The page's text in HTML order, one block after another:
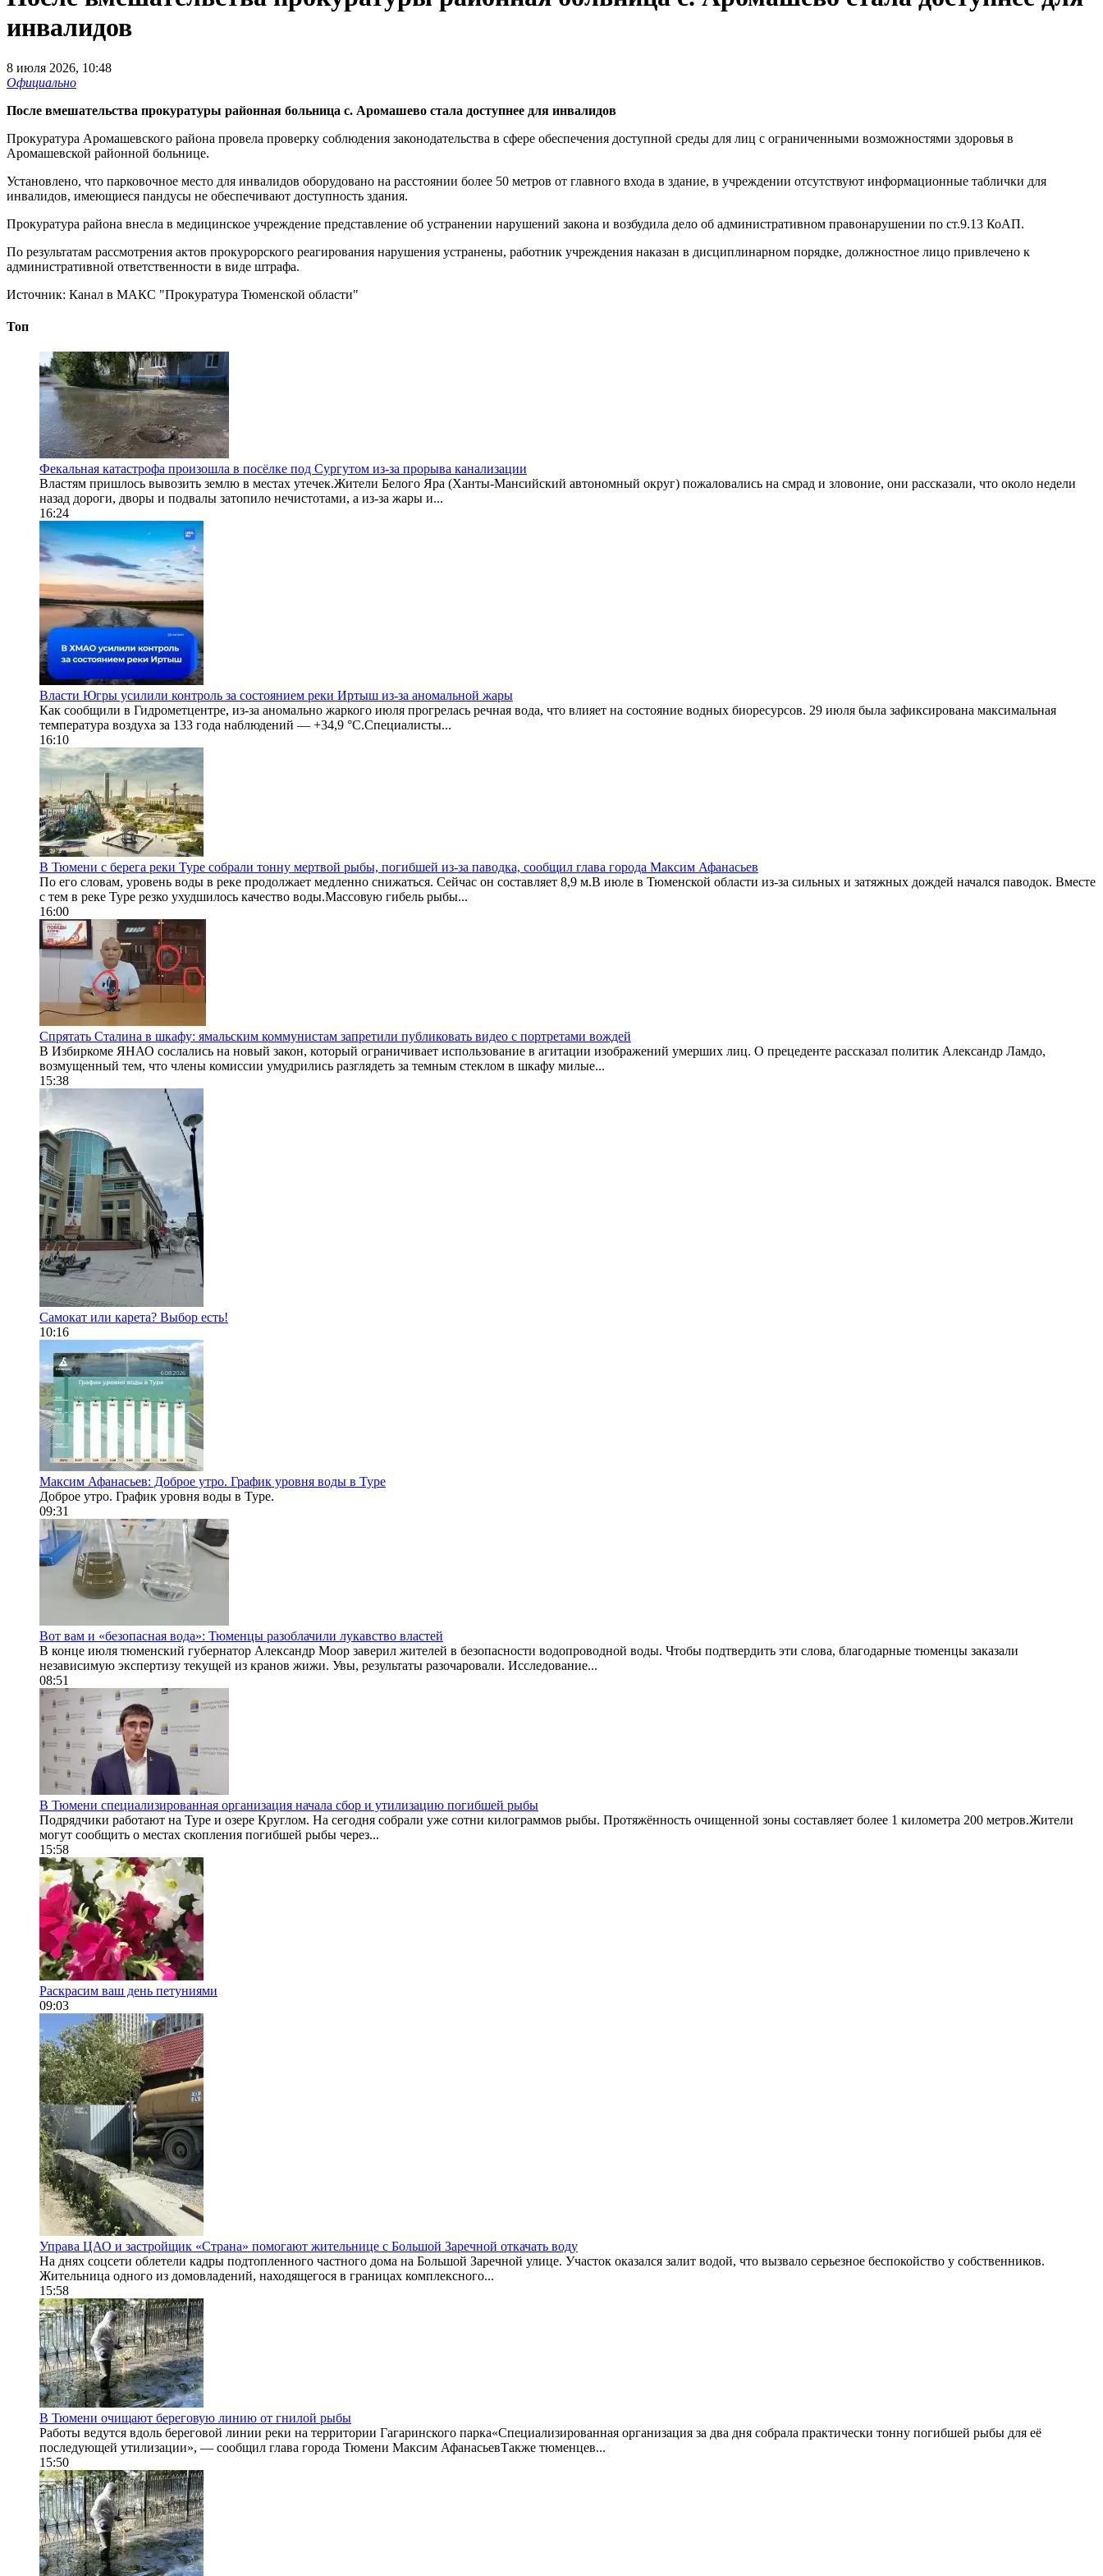
инвалидов
8 июля 2026, 10:48
Официально
После вмешательства прокуратуры районная больница с. Аромашево стала доступнее для инвалидов
Прокуратура Аромашевского района провела проверку соблюдения законодательства в сфере обеспечения доступной среды для лиц с ограниченными возможностями здоровья в
Аромашевской районной больнице.
Установлено, что парковочное место для инвалидов оборудовано на расстоянии более 50 метров от главного входа в здание, в учреждении отсутствуют информационные таблички для
инвалидов, имеющиеся пандусы не обеспечивают доступность здания.
Прокуратура района внесла в медицинское учреждение представление об устранении нарушений закона и возбудила дело об административном правонарушении по ст.9.13 КоАП.
По результатам рассмотрения актов прокурорского реагирования нарушения устранены, работник учреждения наказан в дисциплинарном порядке, должностное лицо привлечено к
административной ответственности в виде штрафа.
Источник: Канал в МАКС "Прокуратура Тюменской области"
Топ
Фекальная катастрофа произошла в посёлке под Сургутом из-за прорыва канализации
Властям пришлось вывозить землю в местах утечек.Жители Белого Яра (Ханты-Мансийский автономный округ) пожаловались на смрад и зловоние, они рассказали, что около недели
назад дороги, дворы и подвалы затопило нечистотами, а из-за жары и...
16:24
Власти Югры усилили контроль за состоянием реки Иртыш из-за аномальной жары
Как сообщили в Гидрометцентре, из-за аномально жаркого июля прогрелась речная вода, что влияет на состояние водных биоресурсов. 29 июля была зафиксирована максимальная
температура воздуха за 133 года наблюдений — +34,9 °C.Специалисты...
16:10
В Тюмени с берега реки Туре собрали тонну мертвой рыбы, погибшей из-за паводка, сообщил глава города Максим Афанасьев
По его словам, уровень воды в реке продолжает медленно снижаться. Сейчас он составляет 8,9 м.В июле в Тюменской области из-за сильных и затяжных дождей начался паводок. Вместе
с тем в реке Туре резко ухудшилось качество воды.Массовую гибель рыбы...
16:00
Спрятать Сталина в шкафу: ямальским коммунистам запретили публиковать видео с портретами вождей
В Избиркоме ЯНАО сослались на новый закон, который ограничивает использование в агитации изображений умерших лиц. О прецеденте рассказал политик Александр Ламдо,
возмущенный тем, что члены комиссии умудрились разглядеть за темным стеклом в шкафу милые...
15:38
Самокат или карета? Выбор есть!
10:16
Максим Афанасьев: Доброе утро. График уровня воды в Туре
Доброе утро. График уровня воды в Туре.
09:31
Вот вам и «безопасная вода»: Тюменцы разоблачили лукавство властей
В конце июля тюменский губернатор Александр Моор заверил жителей в безопасности водопроводной воды. Чтобы подтвердить эти слова, благодарные тюменцы заказали
независимую экспертизу текущей из кранов жижи. Увы, результаты разочаровали. Исследование...
08:51
В Тюмени специализированная организация начала сбор и утилизацию погибшей рыбы
Подрядчики работают на Туре и озере Круглом. На сегодня собрали уже сотни килограммов рыбы. Протяжённость очищенной зоны составляет более 1 километра 200 метров.Жители
могут сообщить о местах скопления погибшей рыбы через...
15:58
Раскрасим ваш день петуниями
09:03
Управа ЦАО и застройщик «Страна» помогают жительнице с Большой Заречной откачать воду
На днях соцсети облетели кадры подтопленного частного дома на Большой Заречной улице. Участок оказался залит водой, что вызвало серьезное беспокойство у собственников.
Жительница одного из домовладений, находящегося в границах комплексного...
15:58
В Тюмени очищают береговую линию от гнилой рыбы
Работы ведутся вдоль береговой линии реки на территории Гагаринского парка«Специализированная организация за два дня собрала практически тонну погибшей рыбы для её
последующей утилизации», — сообщил глава города Тюмени Максим АфанасьевТакже тюменцев...
15:50